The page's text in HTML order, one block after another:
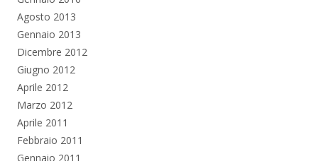
Agosto 2013
Gennaio 2013
Dicembre 2012
Giugno 2012
Aprile 2012
Marzo 2012
Aprile 2011
Febbraio 2011
Gennaio 2011